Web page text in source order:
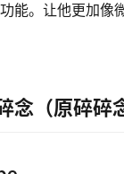
能。让他更加像
念（原碎碎